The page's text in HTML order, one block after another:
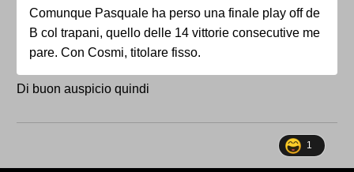
Comunque Pasquale ha perso una finale play off de
B col trapani, quello delle 14 vittorie consecutive me
pare. Con Cosmi, titolare fisso.
Di buon auspicio quindi
1